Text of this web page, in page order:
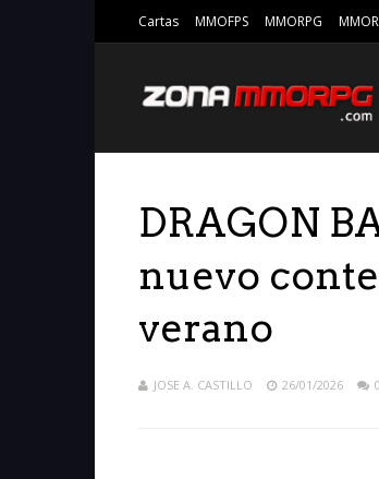
Cartas MMOFPS MMORPG
DRAGON
nuevo
verano
JOSE A. CASTILLO 26/01/2026